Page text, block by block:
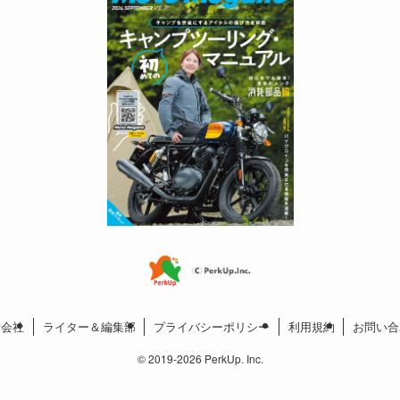
社 ライター＆編集部 プライバシーポリシー 利用規約 お問い
©2019-2026 PerkUp. Inc.